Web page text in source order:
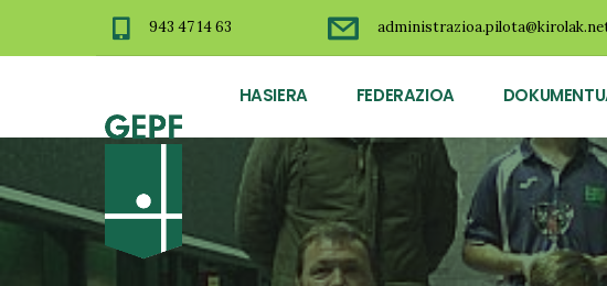
943 47 14 63
HASIERA FEDERAZIOA